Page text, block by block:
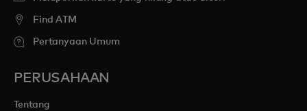
Find ATM
Pertanyaan Umum
PERUSAHAAN
Tentang